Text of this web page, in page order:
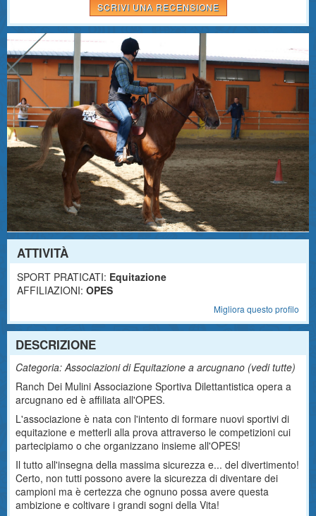
SCRIVI UNA RECENSIONE
ATTIVITÀ
SPORT PRATICATI: Equitazione
AFFILIAZIONI: OPES
Migliora questo profilo
DESCRIZIONE
Categoria: Associazioni di Equitazione a arcugnano (vedi tutte)
Ranch Dei Mulini Associazione Sportiva Dilettantistica opera a
arcugnano ed è affiliata all'OPES.
L'associazione è nata con l'intento di formare nuovi sportivi di
equitazione e metterli alla prova attraverso le competizioni cui
partecipiamo o che organizzano insieme all'OPES!
Il tutto all'insegna della massima sicurezza e... del divertimento!
Certo, non tutti possono avere la sicurezza di diventare dei
campioni ma è certezza che ognuno possa avere questa
ambizione e coltivare i grandi sogni della Vita!